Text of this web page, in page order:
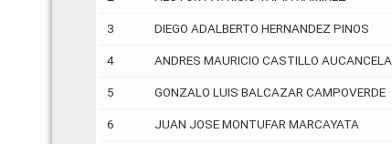
3 DIEGO ADALBERTO HERNANDEZ PINOS
4 ANDRES MAURICIO CASTILLO AUCANCELA
5 GONZALO LUIS BALCAZAR CAMPOVERDE
6 JUAN JOSE MONTUFAR MARCAYATA